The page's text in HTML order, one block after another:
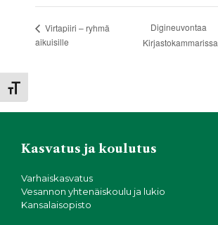
Toggle Font size
Virtapiiri – ryhmä
aikuisille
Digineuvontaa
Kirjastokammarissa
Kasvatus ja koulutus
Varhaiskasvatus
Vesannon yhtenäiskoulu ja lukio
Kansalaisopisto